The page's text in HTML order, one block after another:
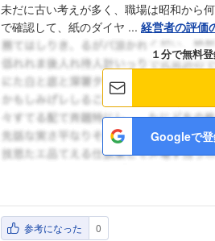
未だに古い考えが多く、職場は昭和から
で確認して、紙のダイヤ ... 経営者の評価
１分で無料
Googleで
参考になった 0